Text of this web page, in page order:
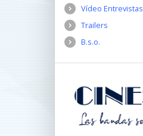
Vídeo Entrevistas
Trailers
B.s.o.